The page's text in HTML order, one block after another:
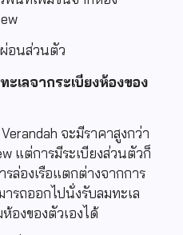
อนส่วนตัว
ะเลจากระเบียงห้องของ
จะมีราคาสูงกว่า
แต่การมีระเบียงส่วนตัวก็
ล่องเรือแตกต่างจากการ
ารถออกไปนั่งรับลมทะเล
องของตัวเองได้